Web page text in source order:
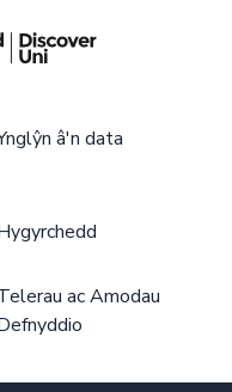
â'n data
ac Amodau